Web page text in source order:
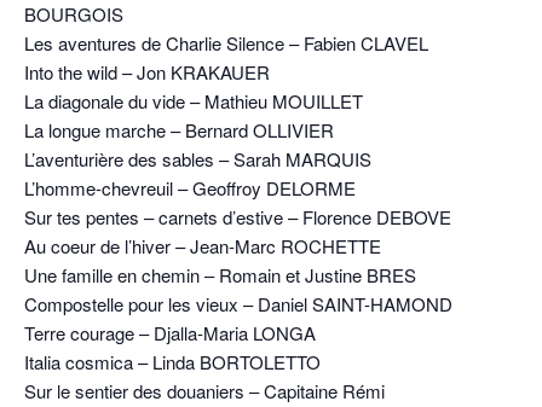
BOURGOIS
Les aventures de Charlie Silence – Fabien CLAVEL
Into the wild – Jon KRAKAUER
La diagonale du vide – Mathieu MOUILLET
La longue marche – Bernard OLLIVIER
L’aventurière des sables – Sarah MARQUIS
L’homme-chevreuil – Geoffroy DELORME
Sur tes pentes – carnets d’estive – Florence DEBOVE
Au coeur de l’hiver – Jean-Marc ROCHETTE
Une famille en chemin – Romain et Justine BRES
Compostelle pour les vieux – Daniel SAINT-HAMOND
Terre courage – Djalla-Maria LONGA
Italia cosmica – Linda BORTOLETTO
Sur le sentier des douaniers – Capitaine Rémi